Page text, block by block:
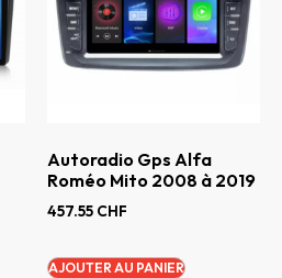
Autoradio Gps Alfa
Roméo Mito 2008 à 2019
457.55 CHF
AJOUTER AU PANIER